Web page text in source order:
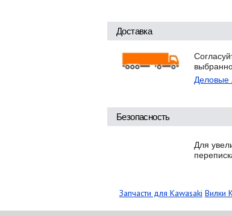
Доставка
Деловые
Безопасность
Для
Запчасти для Kawasaki Вилки